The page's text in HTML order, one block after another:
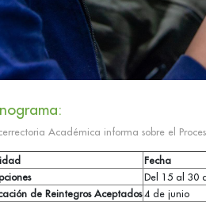
Académica informa sobre el
Fecha
Del 15 al 30
de Reintegros Aceptados4 de junio